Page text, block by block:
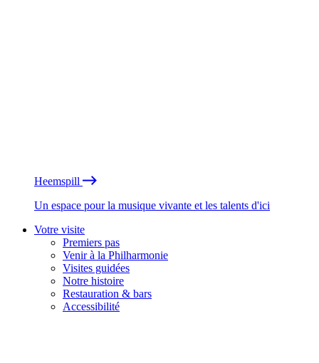
Heemspill
Un espace pour la musique vivante et les talents d'ici
Votre visite
Premiers pas
Venir à la Philharmonie
Visites guidées
Notre histoire
Restauration & bars
Accessibilité